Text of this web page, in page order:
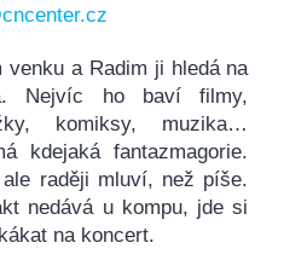
venku a Radim ji hledá na
Nejvíc ho baví filmy,
komiksy, muzika…
kdejaká fantazmagorie.
raději mluví, než píše.
nedává u kompu, jde si
na koncert.